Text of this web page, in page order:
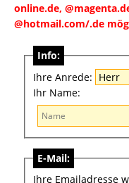
online.de,
@hotmail.com/.de
Info:
Ihre Anrede:
Ihr Name:
E-Mail:
Ihre Emailadresse